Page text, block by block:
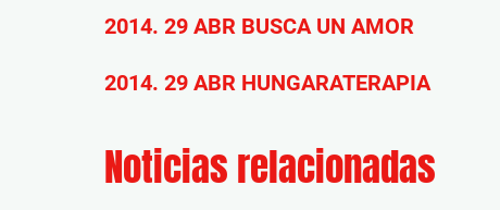
2014. 29 ABR BUSCA UN AMOR
2014. 29 ABR HUNGARATERAPIA
Noticias relacionadas